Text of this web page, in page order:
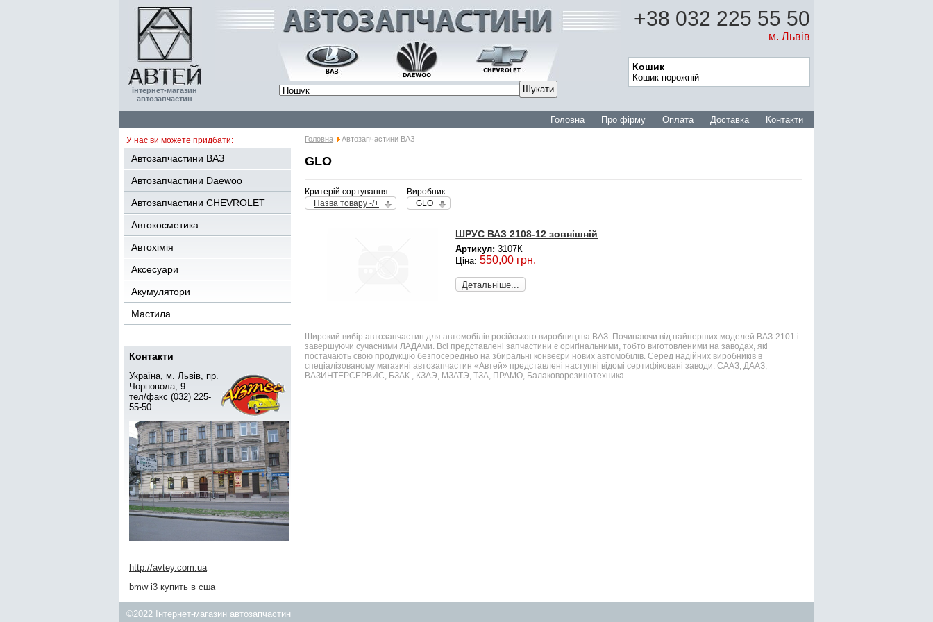
інтернет-магазин
автозапчастин
+38 032 225 55 50
м. Львів
Кошик
Кошик порожній
Головна Про фірму Оплата Доставка Контакти
У нас ви можете придбати:
Автозапчастини ВАЗ
Автозапчастини Daewoo
Автозапчастини CHEVROLET
Автокосметика
Автохімія
Аксесуари
Акумулятори
Мастила
Контакти
Україна, м. Львів, пр.
Чорновола, 9
тел/факс (032) 225-
55-50
http://avtey.com.ua
bmw i3 купить в сша
Головна Автозапчастини ВАЗ
GLO
Критерій сортування
Назва товару -/+
Виробник:
GLO
ШРУС ВАЗ 2108-12 зовнішній
Артикул: 3107К
Ціна:550,00 грн.
Детальніше...
Широкий вибір автозапчастин для автомобілів російського виробництва ВАЗ. Починаючи від найперших моделей ВАЗ-2101 і
завершуючи сучасними ЛАДАми. Всі представлені запчастини є оригінальними, тобто виготовленими на заводах, які
постачають свою продукцію безпосередньо на збиральні конвеєри нових автомобілів. Серед надійних виробників в
спеціалізованому магазині автозапчастин «Автей» представлені наступні відомі сертифіковані заводи: СААЗ, ДААЗ,
ВАЗИНТЕРСЕРВИС, БЗАК , КЗАЭ, МЗАТЭ, ТЗА, ПРАМО, Балаковорезинотехника.
©2022 Інтернет-магазин автозапчастин